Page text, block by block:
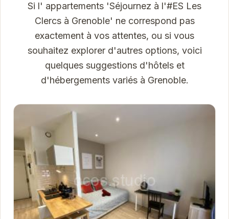
Si l' appartements 'Séjournez à l'#ES Les
Clercs à Grenoble' ne correspond pas
exactement à vos attentes, ou si vous
souhaitez explorer d'autres options, voici
quelques suggestions d'hôtels et
d'hébergements variés à Grenoble.